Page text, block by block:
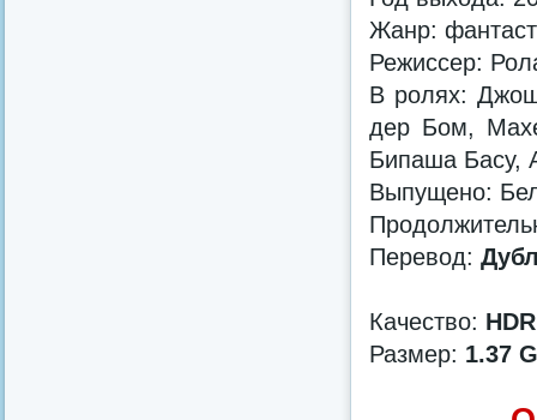
Жанр:
Режиссер:
В ролях:
дер Бом,
Бипаша Басу,
Выпущено:
Перевод:
Качество:
Размер: 1.37